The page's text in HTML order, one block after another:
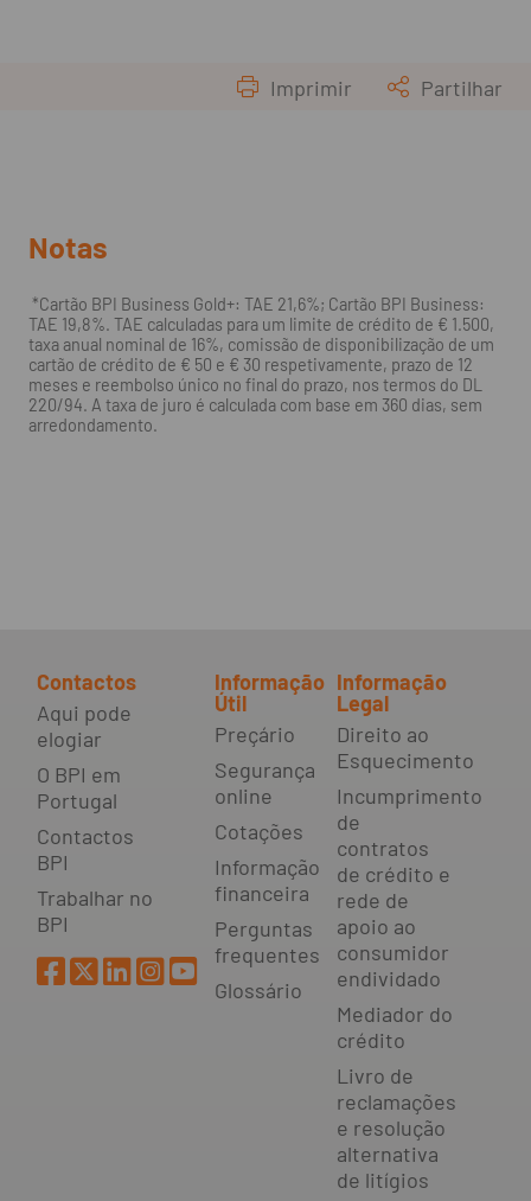
Imprimir Partilhar
Notas
*Cartão BPI Business Gold+: TAE 21,6%; Cartão BPI Business:
TAE 19,8%. TAE calculadas para um limite de crédito de € 1.500,
taxa anual nominal de 16%, comissão de disponibilização de um
cartão de crédito de € 50 e € 30 respetivamente, prazo de 12
meses e reembolso único no final do prazo, nos termos do DL
220/94. A taxa de juro é calculada com base em 360 dias, sem
arredondamento.
Contactos
Aqui pode
elogiar
O BPI em
Portugal
Contactos
BPI
Trabalhar no
BPI
Informação
Útil
Preçário
Segurança
online
Cotações
Informação
financeira
Perguntas
frequentes
Glossário
Informação
Legal
Direito ao
Esquecimento
Incumprimento
de
contratos
de crédito e
rede de
apoio ao
consumidor
endividado
Mediador do
crédito
Livro de
reclamações
e resolução
alternativa
de litígios